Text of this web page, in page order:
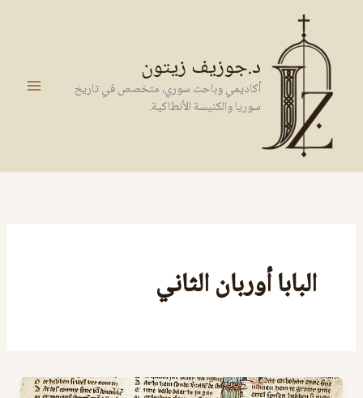
المحتوى
د.جوزيف زيتون
أكاديمي وباحث سوري، متخصص في تاريخ
سوريا والكنيسة الأنطاكية.
البابا أوربان الثاني